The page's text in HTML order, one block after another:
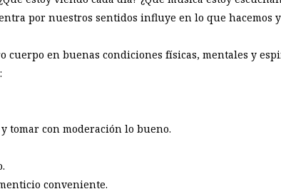
por nuestros sentidos influye en lo que hacemos y
cuerpo en buenas condiciones físicas, mentales y
tomar con moderación lo bueno.
conveniente.